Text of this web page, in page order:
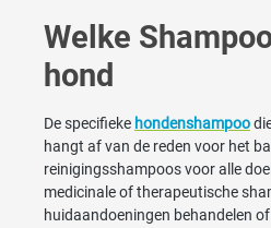
Welke
hond
De specifieke hondenshampoo
hangt af van de reden voor het
reinigingsshampoos voor alle
medicinale of therapeutische
huidaandoeningen behandelen